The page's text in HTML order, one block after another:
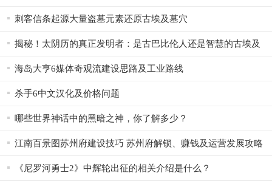
刺客信条起源大量盗墓元素还原古埃及墓穴
揭秘！太阴历的真正发明者：是古巴比伦人还是智慧的古埃及
海岛大亨6媒体奇观流建设思路及工业路线
杀手6中文汉化及价格问题
哪些世界神话中的黑暗之神，你了解多少？
江南百景图苏州府建设技巧 苏州府解锁、赚钱及运营发展攻略
《尼罗河勇士2》中辉轮出征的相关介绍是什么？